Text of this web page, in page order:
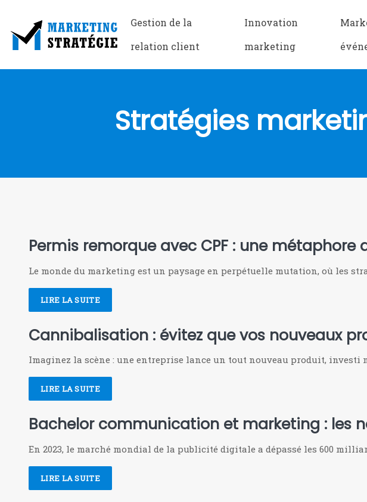
Gestion de la
relation client
Innovation
marketing
Stratégies
Permis remorque avec CPF : une
Le monde du marketing est un paysage en perpétuelle mutation, où les
LIRE LA SUITE
Cannibalisation : évitez que vos nouveaux
Imaginez la scène : une entreprise lance un tout nouveau produit, investi
LIRE LA SUITE
Bachelor communication et marketing : les
En 2023, le marché mondial de la publicité digitale a dépassé les 600
LIRE LA SUITE